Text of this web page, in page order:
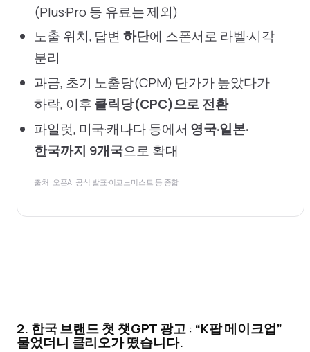
(Plus·Pro 등 유료는 제외)
노출 위치, 답변 하단에 스폰서로 라벨·시각
분리
과금, 초기 노출당(CPM) 단가가 높았다가
하락, 이후클릭당(CPC)으로 전환
파일럿, 미국·캐나다 등에서 영국·일본·
한국까지 9개국으로 확대
출처: 오픈AI 공식 발표·이코노미스트 등 종합
2. 한국 브랜드 첫 챗GPT 광고: “K팝 메이크업”
물었더니 클리오가 떴습니다.